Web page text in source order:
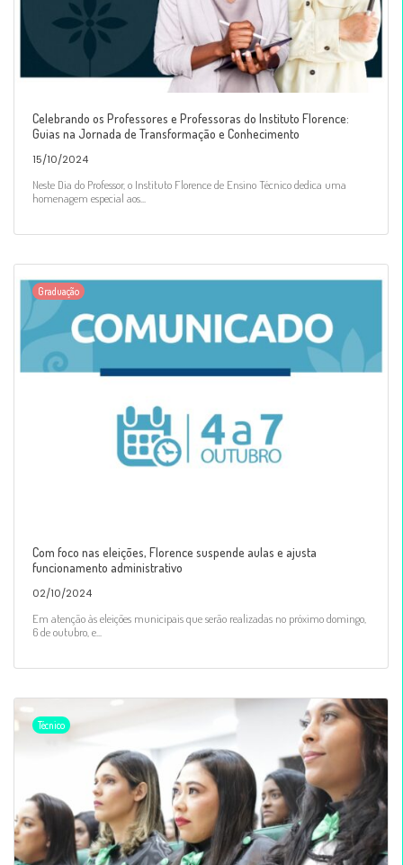
Celebrando os Professores e Professoras do Instituto Florence:
Guias na Jornada de Transformação e Conhecimento
15/10/2024
Neste Dia do Professor, o Instituto Florence de Ensino Técnico dedica uma
homenagem especial aos...
Graduação
Com foco nas eleições, Florence suspende aulas e ajusta
funcionamento administrativo
02/10/2024
Em atenção às eleições municipais que serão realizadas no próximo domingo,
6 de outubro, e...
Técnico